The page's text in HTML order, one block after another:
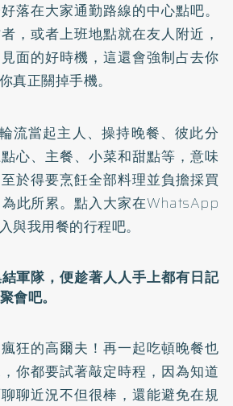
落在大家通勤路線的中心點吧。
，或者上班地點就在友人附近，
面的好時機，這還會強制占去你
真正關掉手機。
流當起主人、操持晚餐、彼此分
心、主餐、小菜和甜點等，意味
於得要烹飪全部料理並負擔採買
此所累。點入大家在WhatsApp
與我用餐的行程吧。
軍隊，便趁著人人手上都有日記
會吧。
狂的高爾夫！再一起吃頓晚餐也
你都要試著敲定時程，因為知道
聊近況不但很棒，還能避免在規